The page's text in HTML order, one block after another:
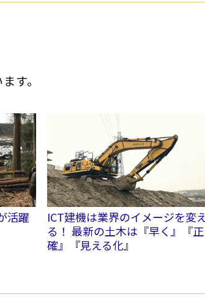
す。
活躍
ICT建機は業界のイメージを変
る！ 最新の土木は『早く』『正
確』『見える化』